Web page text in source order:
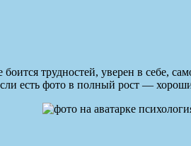
трудностей, уверен в себе,
есть фото в полный рост —